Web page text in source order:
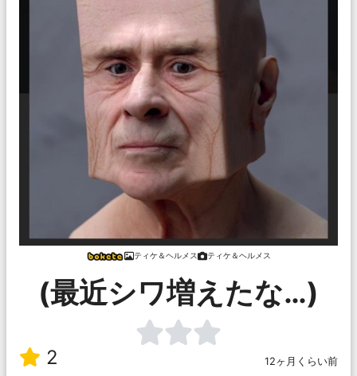
ティケ＆ヘルメス ティケ＆ヘルメス
(最近シワ増えたな…)
2 12ヶ月くらい前